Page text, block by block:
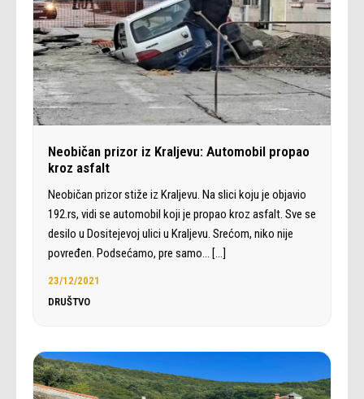
Neobičan prizor iz Kraljevu: Automobil propao
kroz asfalt
Neobičan prizor stiže iz Kraljevu. Na slici koju je objavio
192.rs, vidi se automobil koji je propao kroz asfalt. Sve se
desilo u Dositejevoj ulici u Kraljevu. Srećom, niko nije
povređen. Podsećamo, pre samo… […]
23/12/2021
DRUŠTVO